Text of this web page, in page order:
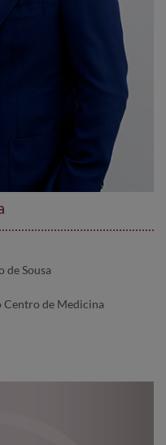
Sousa
de Medicina